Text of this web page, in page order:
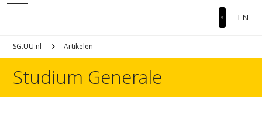
EN
SG.UU.nl Artikelen
Studium Generale